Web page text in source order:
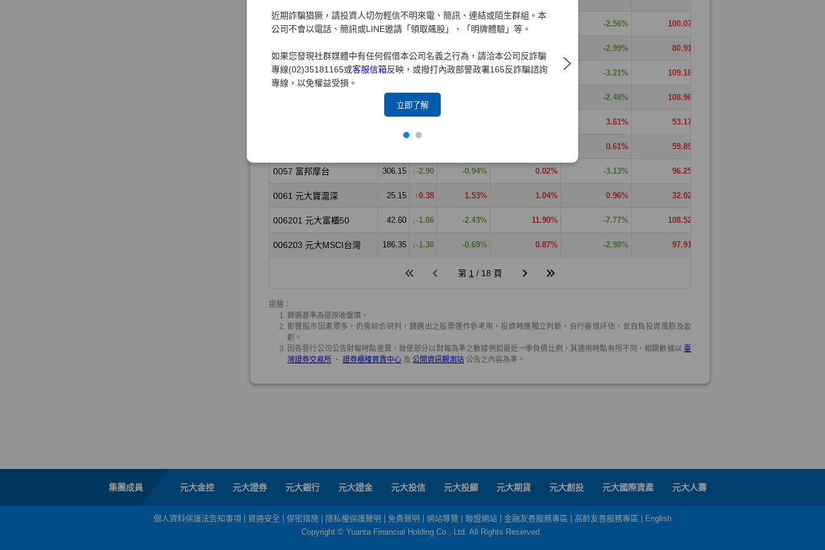
近期詐騙猖獗，請投資人切勿輕信不明來電、簡訊、連結或陌生群組。本
公司不會以電話、簡訊或LINE邀請「領取飆股」、「明牌體驗」等。
如果您發現社群媒體中有任何假借本公司名義之行為，請洽本公司反詐騙
專線(02)35181165或客服信箱反映，或撥打內政部警政署165反詐騙諮詢
專線，以免權益受損。
立即了解
集團成員 元大金控 元大證券 元大銀行 元大證金 元大投信 元大投顧 元大期貨 元大創投 元大國際資產 元大人壽
個人資料保護法告知事項 資通安全 保密措施 隱私權保護聲明 免責聲明 網站導覽 聯盟網站 金融友善服務專區 高齡友善服務專區
English
Copyright © Yuanta Financial Holding Co., Ltd. All Rights Reserved.